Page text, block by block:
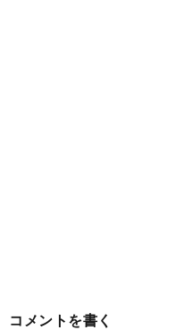
コメントを書く